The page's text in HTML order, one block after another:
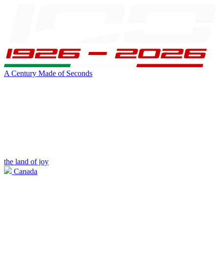
A Century Made of Seconds
the land of joy
Canada